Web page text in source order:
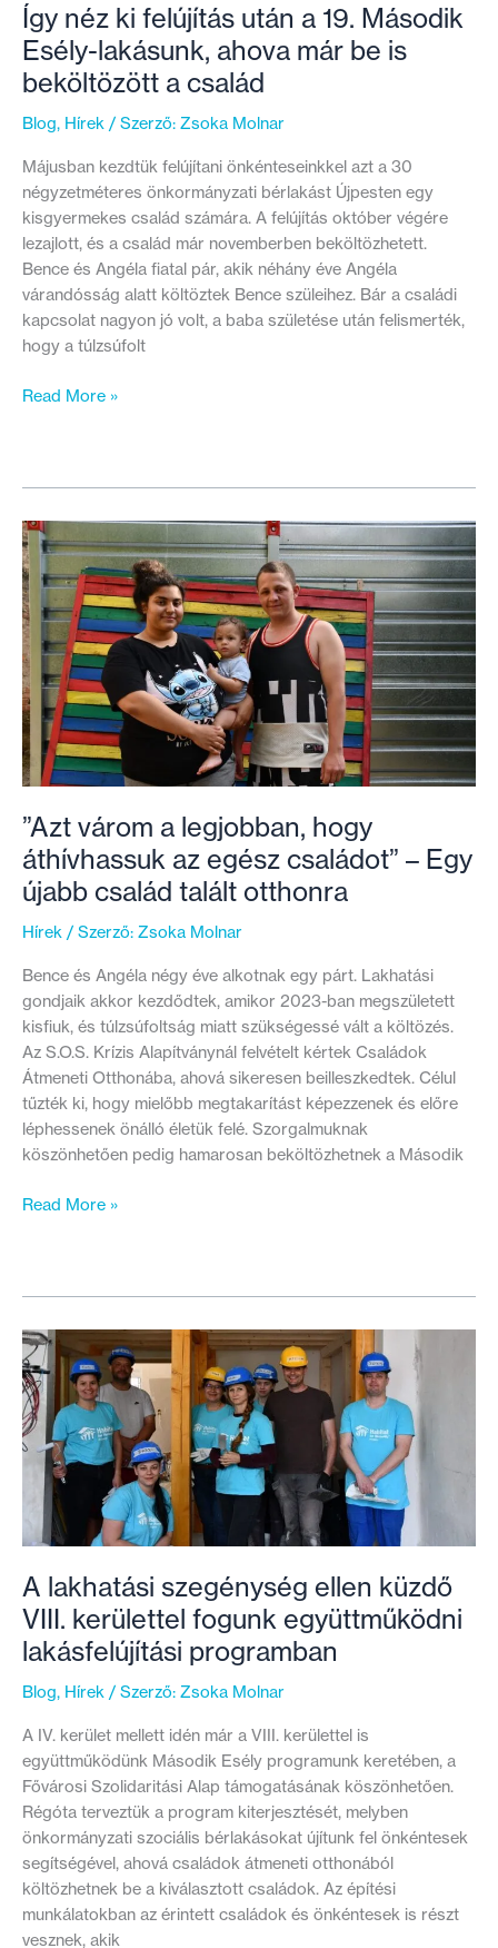
Így néz ki felújítás után a 19. Második
Esély-lakásunk, ahova már be is
beköltözött a család
Blog, Hírek / Szerző: Zsoka Molnar
Májusban kezdtük felújítani önkénteseinkkel azt a 30
négyzetméteres önkormányzati bérlakást Újpesten egy
kisgyermekes család számára. A felújítás október végére
lezajlott, és a család már novemberben beköltözhetett.
Bence és Angéla fiatal pár, akik néhány éve Angéla
várandósság alatt költöztek Bence szüleihez. Bár a családi
kapcsolat nagyon jó volt, a baba születése után felismerték,
hogy a túlzsúfolt
Így
a
19.
Második
Esély-
lakásunk,
ahova
már
be
is
beköltözött
a
Read More »
”Azt várom a legjobban, hogy
áthívhassuk az egész családot” – Egy
újabb család talált otthonra
Hírek / Szerző: Zsoka Molnar
Bence és Angéla négy éve alkotnak egy párt. Lakhatási
gondjaik akkor kezdődtek, amikor 2023-ban megszületett
kisfiuk, és túlzsúfoltság miatt szükségessé vált a költözés.
Az S.O.S. Krízis Alapítványnál felvételt kértek Családok
Átmeneti Otthonába, ahová sikeresen beilleszkedtek. Célul
tűzték ki, hogy mielőbb megtakarítást képezzenek és előre
léphessenek önálló életük felé. Szorgalmuknak
köszönhetően pedig hamarosan beköltözhetnek a Második
”Azt
áthívhassuk
az
egész
családot”
–
Egy
újabb
család
talált
Read More »
A lakhatási szegénység ellen küzdő
VIII. kerülettel fogunk együttműködni
lakásfelújítási programban
Blog, Hírek / Szerző: Zsoka Molnar
A IV. kerület mellett idén már a VIII. kerülettel is
együttműködünk Második Esély programunk keretében, a
Fővárosi Szolidaritási Alap támogatásának köszönhetően.
Régóta terveztük a program kiterjesztését, melyben
önkormányzati szociális bérlakásokat újítunk fel önkéntesek
segítségével, ahová családok átmeneti otthonából
költözhetnek be a kiválasztott családok. Az építési
munkálatokban az érintett családok és önkéntesek is részt
vesznek, akik